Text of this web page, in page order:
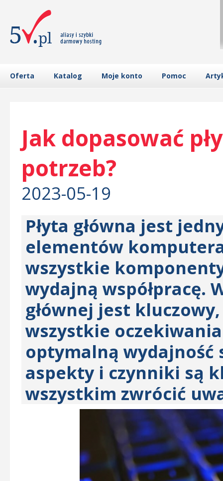
Oferta Katalog Moje konto Pomoc
Jak dopasować
potrzeb?
2023-05-19
Płyta główna jest
elementów
wszystkie
wydajną współpracę.
głównej jest
wszystkie
optymalną wydajność
aspekty i czynniki są
wszystkim zwrócić